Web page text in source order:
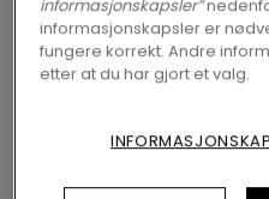
informasjonskapsler”
informasjonskapsler er
fungere korrekt. Andre
etter at du har gjort et valg.